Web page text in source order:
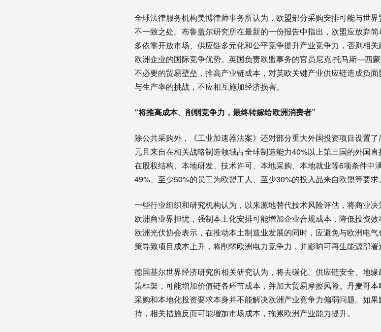
全球法律服务机构美博律师事务所认为，欧盟部分采购安排可能与世
不一致之处。布鲁盖尔研究所在最新的一份报告中指出，欧盟应放弃
多依靠开放市场、供应链多元化和公平竞争提升产业竞争力，否则相
欧洲企业的国际竞争优势。英国负责欧盟事务的官员尼克·托马斯—西
不必要的贸易壁垒，推高产业链成本，对英欧关键产业供应链造成负
与生产率的挑战，不应相互施加经济损害。
“将推高成本、削弱竞争力，最终转嫁给欧洲消费者”
除公共采购外，《工业加速器法案》还对部分重大外国投资项目设置
元且来自在相关战略制造领域占全球制造能力40%以上第三国的外国
在股权结构、本地研发、技术许可、本地采购、本地就业等6项条件中
49%、至少50%的员工为欧盟工人、至少30%的投入品来自欧盟等要求。
一些行业组织和研究机构认为，以来源地替代技术风险评估，将商业决
欧洲商业界担忧，强制本土化安排可能增加企业合规成本，降低投资效
欧洲光伏协会表示，在推动本土制造业发展的同时，应避免与欧洲电
策导致项目成本上升，将削弱欧洲电力竞争力，并影响可再生能源部署
德国基尔世界经济研究所相关研究认为，将去碳化、供应链安全、地
策框架，可能增加价值链各环节成本，并加大贸易摩擦风险。丹麦哥
采购和本地化投资要求本身并不能解决欧洲产业竞争力偏弱问题。如
持，相关措施反而可能增加市场成本，拖累欧洲产业能力提升。